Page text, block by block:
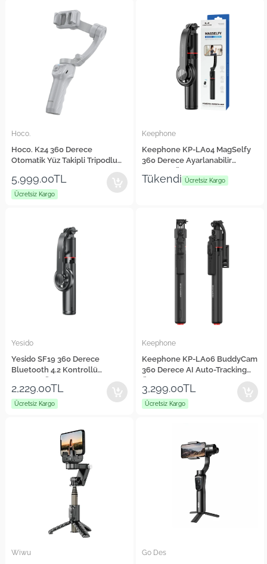
Hoco.
Hoco. K24 360 Derece
Otomatik Yüz Takipli Tripodlu
5,999.00TL
Ücretsiz Kargo
Keephone
Keephone KP-LA04 MagSelfy
360 Derece Ayarlanabilir
Selfie Gimbal
Tükendi Ücretsiz Kargo
Yesido
Yesido SF19 360 Derece
Bluetooth 4.2 Kontrollü
Magsafe Özellikli Selfie Gimbal
2,229.00TL
Ücretsiz Kargo
Keephone
Keephone KP-LA06 BuddyCam
360 Derece AI Auto-Tracking
3,299.00TL
Ücretsiz Kargo
Wiwu Go Des